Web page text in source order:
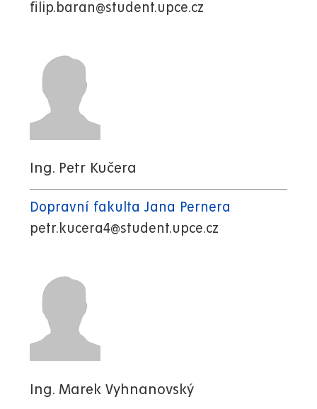
filip.baran@student.upce.cz
Ing. Petr Kučera
Dopravní fakulta Jana Pernera
petr.kucera4@student.upce.cz
Ing. Marek Vyhnanovský